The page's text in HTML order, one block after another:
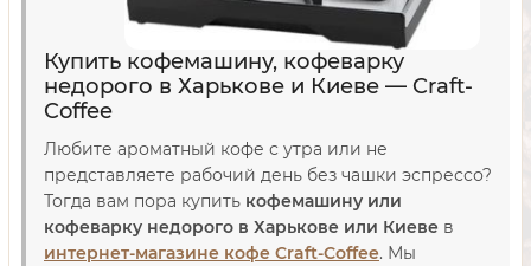
Купить кофемашину, кофеварку
недорого в Харькове и Киеве — Craft-
Coffee
Любите ароматный кофе с утра или не
представляете рабочий день без чашки эспрессо?
Тогда вам пора купить кофемашину или
кофеварку недорого в Харькове или Киеве в
интернет-магазине кофе Craft-Coffee. Мы